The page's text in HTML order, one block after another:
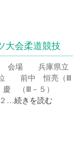
大会柔道競技
会場 兵庫県立
前中 恒亮（Ⅲ
（Ⅲ－５）
…続きを読む